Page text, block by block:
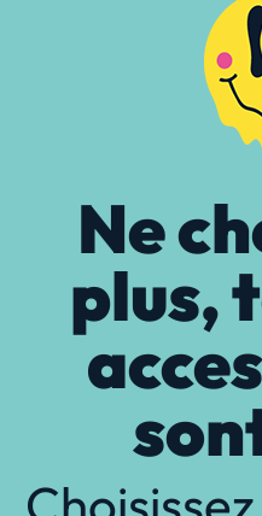
Ne
plus,